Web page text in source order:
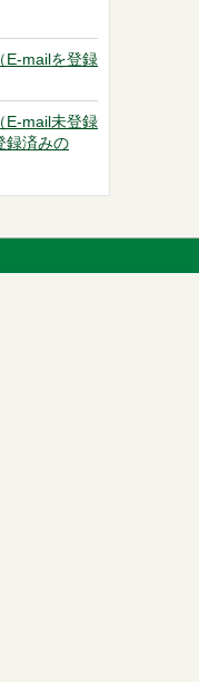
E-mailを登録
E-mail未登録
録済みの